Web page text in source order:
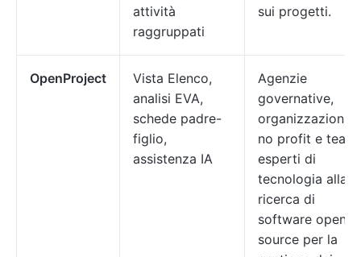
attività
raggruppati
sui progetti.
OpenProject
Vista Elenco,
analisi EVA,
schede padre-
figlio,
assistenza IA
Agenzie
governative,
organizzazioni
no profit e team
esperti di
tecnologia alla
ricerca di
software open
source per la